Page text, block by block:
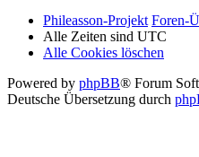
Phileasson-Projekt Foren-
Alle Zeiten sind UTC
Alle Cookies löschen
Powered by phpBB® Forum
Deutsche Übersetzung durch